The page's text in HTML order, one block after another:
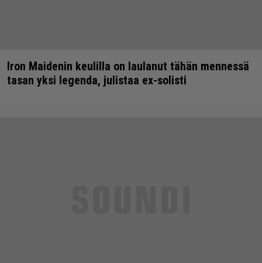
Iron Maidenin keulilla on laulanut tähän mennessä
tasan yksi legenda, julistaa ex-solisti